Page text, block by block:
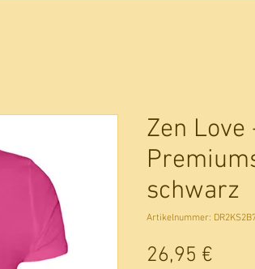
Zen Love
schwarz
Artikelnummer:
26,95 €